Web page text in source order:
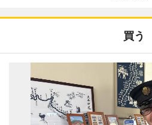
買う